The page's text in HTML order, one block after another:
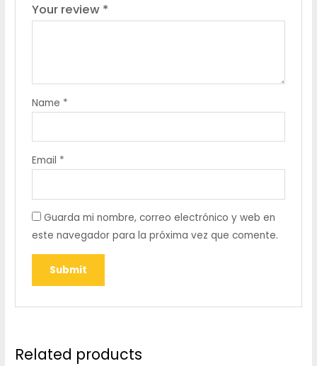
Your review *
Name *
Email *
Guarda mi nombre, correo electrónico y web en
este navegador para la próxima vez que comente.
Related products